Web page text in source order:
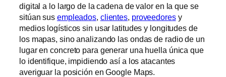
digital a lo largo de la cadena de valor en la que se
sitúan sus empleados, clientes, proveedoresy
medios logísticos sin usar latitudes y longitudes de
los mapas, sino analizando las ondas de radio de un
lugar en concreto para generar una huella única que
lo identifique, impidiendo así a los atacantes
averiguar la posición en Google Maps.